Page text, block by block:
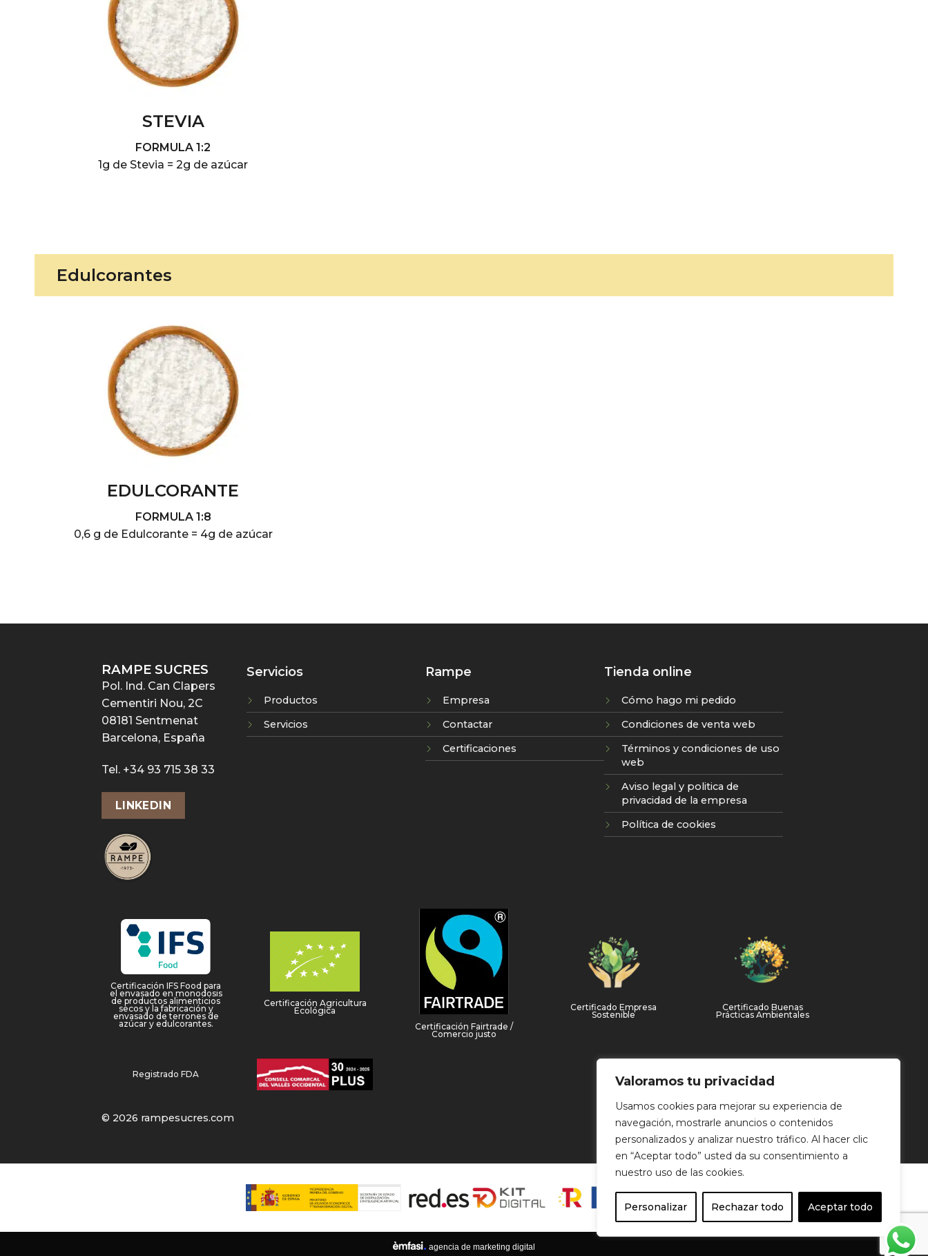
Valoramos tu privacidad
Usamos cookies para mejorar su experiencia de
navegación, mostrarle anuncios o contenidos
personalizados y analizar nuestro tráfico. Al hacer clic
en “Aceptar todo” usted da su consentimiento a
nuestro uso de las cookies.
Personalizar Rechazar todo Aceptar todo
STEVIA
FORMULA 1:2
1g de Stevia = 2g de azúcar
Edulcorantes
EDULCORANTE
FORMULA 1:8
0,6 g de Edulcorante = 4g de azúcar
RAMPE SUCRES
Pol. Ind. Can Clapers
Cementiri Nou, 2C
08181 Sentmenat
Barcelona, España
Tel. +34 93 715 38 33
LINKEDIN
Servicios
Productos
Servicios
Rampe
Empresa
Contactar
Certificaciones
Tienda online
Cómo hago mi pedido
Condiciones de venta web
Términos y condiciones de uso
web
Aviso legal y politica de
privacidad de la empresa
Política de cookies
Certificación IFS Food para
el envasado en monodosis
de productos alimenticios
secos y la fabricación y
envasado de terrones de
azúcar y edulcorantes.
Certificación Agricultura
Ecológica
Certificación Fairtrade /
Comercio justo
Certificado Empresa
Sostenible
Certificado Buenas
Prácticas Ambientales
Registrado FDA
© 2026 rampesucres.com
agencia de marketing digital